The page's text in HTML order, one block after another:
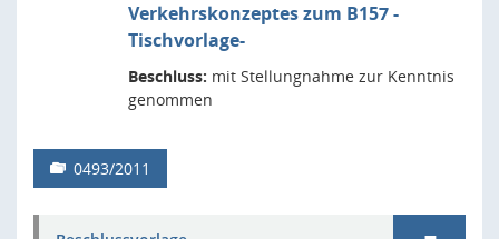
Verkehrskonzeptes zum B157 -
Tischvorlage-
Beschluss: mit Stellungnahme zur Kenntnis
genommen
0493/2011